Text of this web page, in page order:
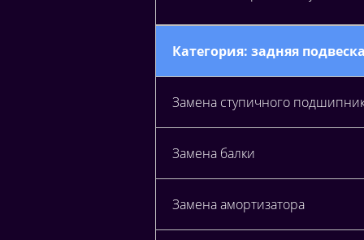
Категория: задняя
Замена ступичного
Замена балки
Замена амортизатора